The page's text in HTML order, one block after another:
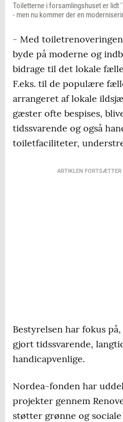
Toiletterne i forsamlingshuset er lidt
- men nu kommer der en
- Med
byde på moderne og
bidrage til det lokale
F.eks. til de populære
arrangeret af lokale
gæster ofte bespises,
tidssvarende og også
toiletfaciliteter,
ARTIKLEN FORTSÆTTER
Bestyrelsen har fokus
gjort tidssvarende,
handicapvenlige.
Nordea-fonden har
projekter gennem
støtter grønne og